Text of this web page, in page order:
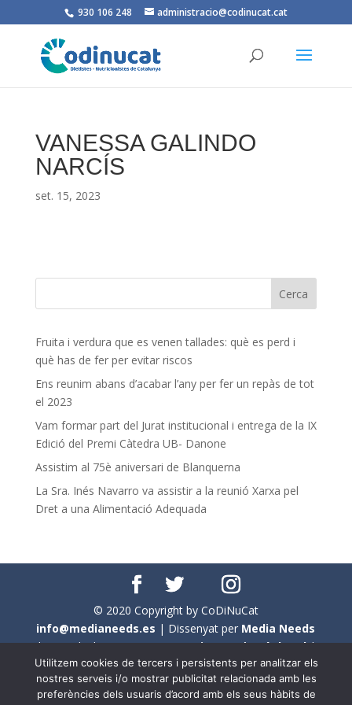
930 106 248 administracio@codinucat.cat
VANESSA GALINDO
NARCÍS
set. 15, 2023
Fruita i verdura que es venen tallades: què es perd i
què has de fer per evitar riscos
Ens reunim abans d’acabar l’any per fer un repàs de tot
el 2023
Vam formar part del Jurat institucional i entrega de la IX
Edició del Premi Càtedra UB- Danone
Assistim al 75è aniversari de Blanquerna
La Sra. Inés Navarro va assistir a la reunió Xarxa pel
Dret a una Alimentació Adequada
© 2020 Copyright by CoDiNuCat
info@medianeeds.es | Dissenyat per Media Needs
| Tots els drets reservats aCoDiNuCat |Avís legal|
Avís per cookies
En aquest web s'ha tingut en compte l'ús no sexista del
Utilitzem cookies de tercers i persistents per analitzar els
nostres serveis i/o mostrar publicitat relacionada amb les
preferències dels usuaris d’acord amb els seus hàbits de